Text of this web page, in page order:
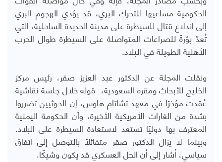
الحكومية مساعيها للتحرك البري، قد يؤدي الهجوم البري
إلى اندلاع قتال للسيطرة على مدينة الحديدة الساحلية، التي
تُعدّ بؤرةً للصراعات المتواصلة على السيطرة طوال الحرب
الأهلية الطويلة في البلاد.
ونقلت المجلة عن الدكتور عبد العزيز صقر، رئيس مركز
الخليج للأبحاث ومقره السعودية، قوله خلال جلسة نقاشية
عُقدت مؤخرًا في معهد تشاتام هاوس، إن الحوثيين تضرروا
بشدة من الغارات الأمريكية الأخيرة، وأن الحكومة اليمنية
المعترف بها دوليًا تستعد لاستعادة السيطرة على البلاد.
وبينما لا يزال الدكتور صقر متفائلًا بالتوصل إلى اتفاق
سياسي، أشار إلى أن الحل العسكري قد يكون وشيكًا.